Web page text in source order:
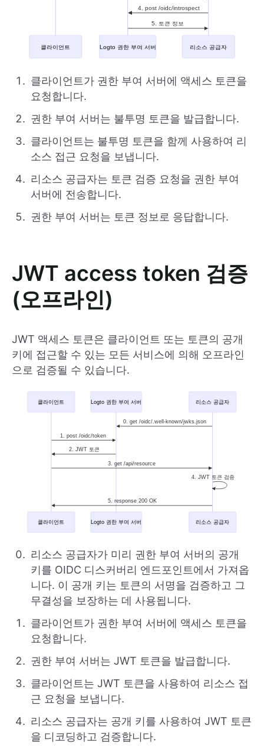
클라이언트가 권한 부여 서버에 액세스 토큰을
요청합니다.
권한 부여 서버는 불투명 토큰을 발급합니다.
클라이언트는 불투명 토큰을 함께 사용하여 리
소스 접근 요청을 보냅니다.
리소스 공급자는 토큰 검증 요청을 권한 부여
서버에 전송합니다.
권한 부여 서버는 토큰 정보로 응답합니다.
JWT access token 검증
(오프라인)
JWT 액세스 토큰은 클라이언트 또는 토큰의 공개
키에 접근할 수 있는 모든 서비스에 의해 오프라인
으로 검증될 수 있습니다.
리소스 공급자가 미리 권한 부여 서버의 공개
키를 OIDC 디스커버리 엔드포인트에서 가져옵
니다. 이 공개 키는 토큰의 서명을 검증하고 그
무결성을 보장하는 데 사용됩니다.
클라이언트가 권한 부여 서버에 액세스 토큰을
요청합니다.
권한 부여 서버는 JWT 토큰을 발급합니다.
클라이언트는 JWT 토큰을 사용하여 리소스 접
근 요청을 보냅니다.
리소스 공급자는 공개 키를 사용하여 JWT 토큰
을 디코딩하고 검증합니다.